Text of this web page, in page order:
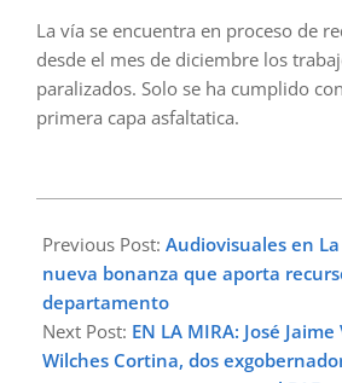
La vía se encuentra en proceso de
desde el mes de diciembre los
paralizados. Solo se ha cumplido
primera capa asfaltatica.
02-
20
Previous Post: Audiovisuales en
nueva bonanza que aporta
departamento
Next Post: EN LA MIRA: José
Wilches Cortina, dos